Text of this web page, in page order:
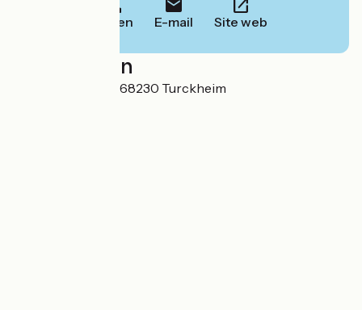
Bellen E-mail Site web
Localisation
7 Quai de la Fecht 68230 Turckheim